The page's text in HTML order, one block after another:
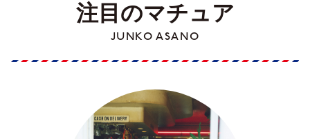
注目のマチュア
JUNKO ASANO